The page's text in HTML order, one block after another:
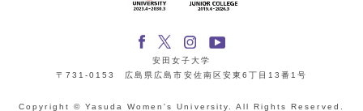
安田女子大学
〒731-0153 広島県広島市安佐南区安東6丁目13番1号
Copyright © Yasuda Women's University. All Rights Reserved.